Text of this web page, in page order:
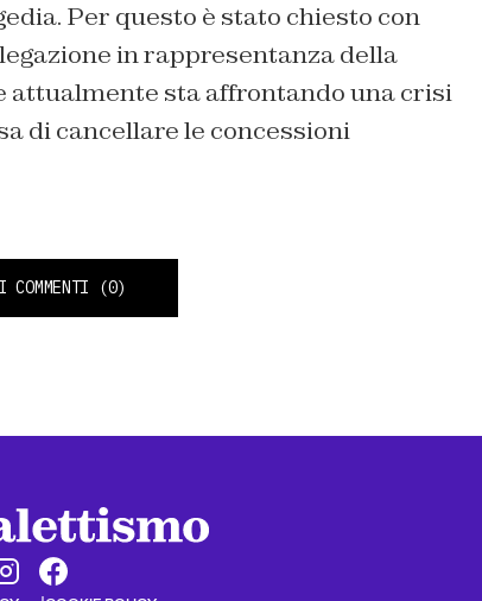
Per questo è stato chiesto con
in rappresentanza della
attualmente sta affrontando una crisi
di cancellare le concessioni
COMMENTI (0)